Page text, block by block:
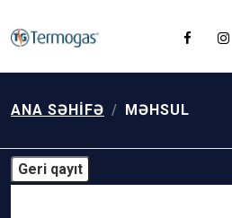
ANA SƏHIFƏ MƏHSUL
Geri qayıt